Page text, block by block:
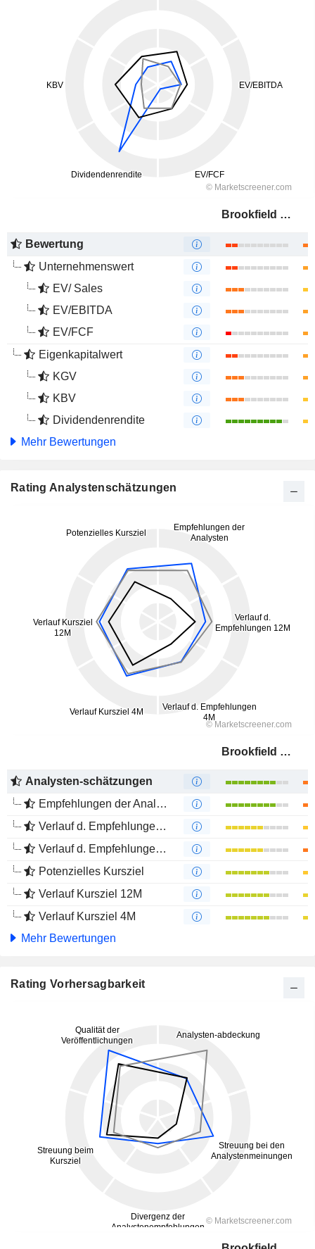
Brookfield Infrastructure Partners L.P.
Bewertung
Unternehmenswert
EV/ Sales
EV/EBITDA
EV/FCF
Eigenkapitalwert
KGV
KBV
Dividendenrendite
Mehr Bewertungen
Rating Analystenschätzungen
Brookfield Infrastructure Partners L.P.
Analysten-schätzungen
Empfehlungen der Analysten
Verlauf d. Empfehlungen 12M
Verlauf d. Empfehlungen 4M
Potenzielles Kursziel
Verlauf Kursziel 12M
Verlauf Kursziel 4M
Mehr Bewertungen
Rating Vorhersagbarkeit